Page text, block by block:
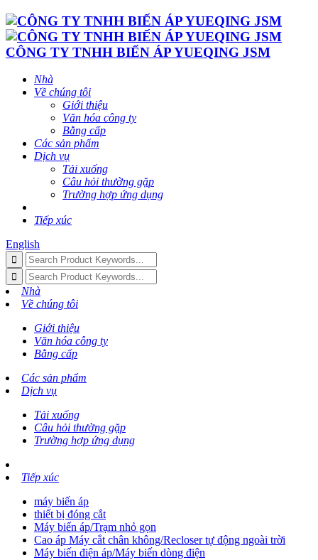
CÔNG TY TNHH BIẾN ÁP YUEQING JSM
Nhà
Về chúng tôi
Giới thiệu
Văn hóa công ty
Bằng cấp
Các sản phẩm
Dịch vụ
Tải xuống
Câu hỏi thường gặp
Trường hợp ứng dụng
Tiếp xúc
English
Nhà
Về chúng tôi
Giới thiệu
Văn hóa công ty
Bằng cấp
Các sản phẩm
Dịch vụ
Tải xuống
Câu hỏi thường gặp
Trường hợp ứng dụng
Tiếp xúc
máy biến áp
thiết bị đóng cắt
Máy biến áp/Trạm nhỏ gọn
Cao áp Máy cắt chân không/Recloser tự động ngoài trời
Máy biến điện áp/Máy biến dòng điện